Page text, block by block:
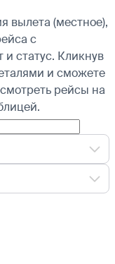
вылета (местное),
с
статус. Кликнув
и сможете
рейсы на